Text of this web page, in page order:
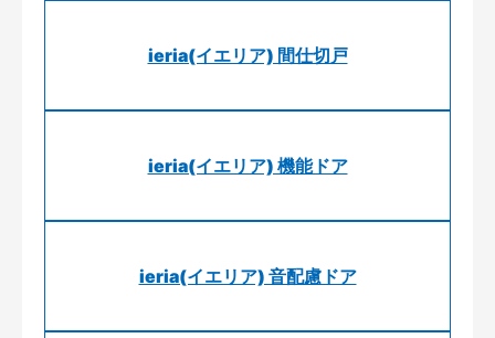
ieria(イエリア) 間仕切戸
ieria(イエリア) 機能ドア
ieria(イエリア) 音配慮ドア